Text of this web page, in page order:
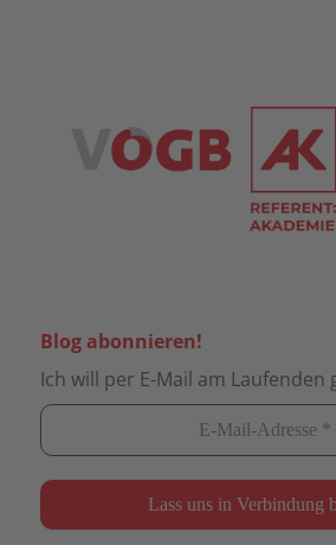
Blog abonnieren!
Ich will per E-Mail am Laufenden